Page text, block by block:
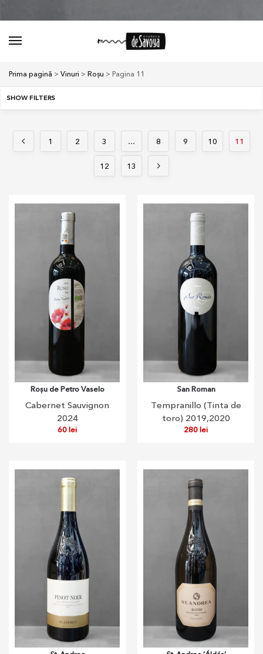
Prima pagină > Vinuri > Roșu > Pagina 11
SHOW FILTERS
1 2 3 … 8 9 10 11
12 13
Roșu de Petro Vaselo
Cabernet Sauvignon
2024
60lei
San Roman
Tempranillo (Tinta de
toro) 2019,2020
280lei